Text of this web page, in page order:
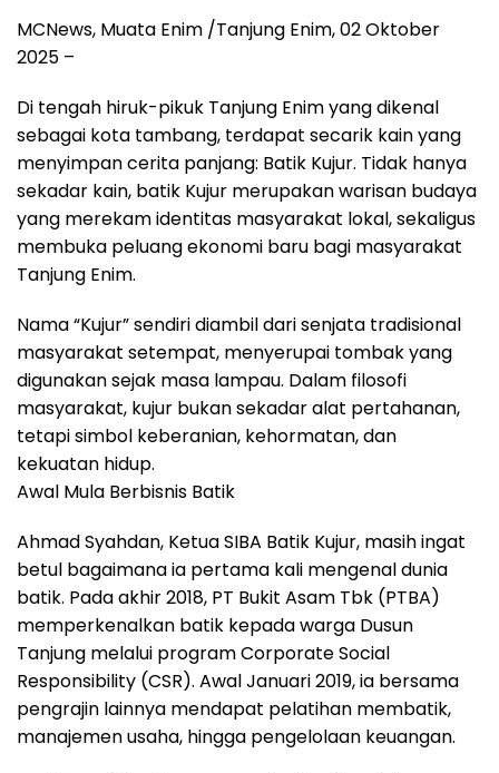
MCNews, Muata Enim /Tanjung Enim, 02 Oktober
2025 –
Di tengah hiruk-pikuk Tanjung Enim yang dikenal
sebagai kota tambang, terdapat secarik kain yang
menyimpan cerita panjang: Batik Kujur. Tidak hanya
sekadar kain, batik Kujur merupakan warisan budaya
yang merekam identitas masyarakat lokal, sekaligus
membuka peluang ekonomi baru bagi masyarakat
Tanjung Enim.
Nama “Kujur” sendiri diambil dari senjata tradisional
masyarakat setempat, menyerupai tombak yang
digunakan sejak masa lampau. Dalam filosofi
masyarakat, kujur bukan sekadar alat pertahanan,
tetapi simbol keberanian, kehormatan, dan
kekuatan hidup.
Awal Mula Berbisnis Batik
Ahmad Syahdan, Ketua SIBA Batik Kujur, masih ingat
betul bagaimana ia pertama kali mengenal dunia
batik. Pada akhir 2018, PT Bukit Asam Tbk (PTBA)
memperkenalkan batik kepada warga Dusun
Tanjung melalui program Corporate Social
Responsibility (CSR). Awal Januari 2019, ia bersama
pengrajin lainnya mendapat pelatihan membatik,
manajemen usaha, hingga pengelolaan keuangan.